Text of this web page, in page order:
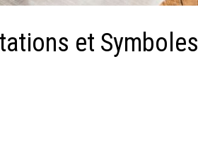
et Symboles